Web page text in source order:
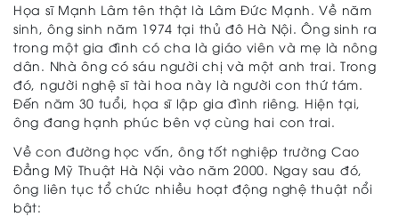
Họa sĩ Mạnh Lâm tên thật là Lâm Đức Mạnh. Về năm
sinh, ông sinh năm 1974 tại thủ đô Hà Nội. Ông sinh ra
trong một gia đình có cha là giáo viên và mẹ là nông
dân. Nhà ông có sáu người chị và một anh trai. Trong
đó, người nghệ sĩ tài hoa này là người con thứ tám.
Đến năm 30 tuổi, họa sĩ lập gia đình riêng. Hiện tại,
ông đang hạnh phúc bên vợ cùng hai con trai.
Về con đường học vấn, ông tốt nghiệp trường Cao
Đẳng Mỹ Thuật Hà Nội vào năm 2000. Ngay sau đó,
ông liên tục tổ chức nhiều hoạt động nghệ thuật nổi
bật: